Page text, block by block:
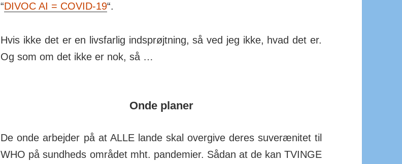
“DIVOC AI = COVID-19“.
Hvis ikke det er en livs­farlig ind­sprøjt­ning, så ved jeg ikke, hvad det er.
Og som om det ikke er nok, så …
Onde planer
De onde arbejder på at ALLE lande skal over­give deres suve­ræ­nitet til
WHO på sund­heds om­rådet mht. pan­demier. Sådan at de kan TVINGE